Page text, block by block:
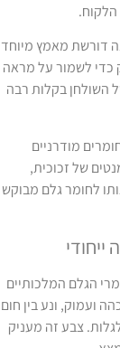
מאמץ מיוחד.
לשמור על מראה
בקלות רבה
מודרניים
של זכוכית,
לחומר גלם מבוקש
הגלם המלכותיים
ועמוק, ונע בין חום
צבע זה מעניק